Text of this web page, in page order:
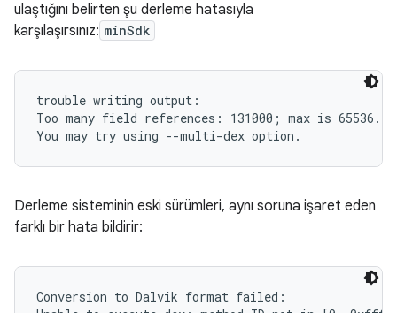
ulaştığını belirten şu derleme hatasıyla
karşılaşırsınız: minSdk
trouble writing output:
Too many field references: 131000; max is 65536.
Derleme sisteminin eski sürümleri, aynı soruna işaret eden
farklı bir hata bildirir:
Conversion to Dalvik format failed: